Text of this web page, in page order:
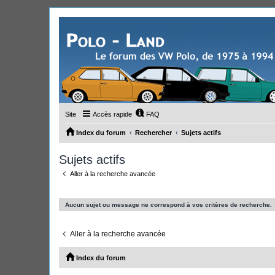
Site Accès rapide FAQ
Index du forum Rechercher Sujets actifs
Sujets actifs
Aller à la recherche avancée
Aucun sujet ou message ne correspond à vos critères de recherche.
Aller à la recherche avancée
Index du forum